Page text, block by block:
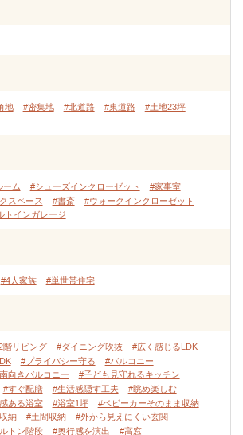
地 #密集地 #北道路 #東道路
#土地23坪
ーム #シューズインクローゼット
#家事室
スペース #書斎
#ウォークインクローゼット
トインガレージ
#4人家族 #単世帯住宅
階リビング #ダイニング吹抜
#広く感じるLDK
#プライバシー守る
#バルコニー
向きバルコニー
#子ども見守れるキッチン
#すぐ配膳 #生活感隠す工夫
#眺め楽しむ
ある浴室 #浴室1坪
#ベビーカーそのまま収納
納 #土間収納
#外から見えにくい玄関
トン階段 #奥行感を演出 #高窓